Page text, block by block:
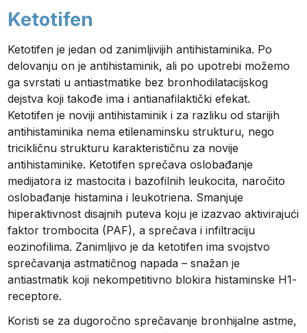
Ketotifen
Ketotifen je jedan od zanimljivijih antihistaminika. Po
delovanju on je antihistaminik, ali po upotrebi možemo
ga svrstati u antiastmatike bez bronhodilatacijskog
dejstva koji takođe ima i antianafilaktički efekat.
Ketotifen je noviji antihistaminik i za razliku od starijih
antihistaminika nema etilenaminsku strukturu, nego
tricikličnu strukturu karakterističnu za novije
antihistaminike. Ketotifen sprečava oslobađanje
medijatora iz mastocita i bazofilnih leukocita, naročito
oslobađanje histamina i leukotriena. Smanjuje
hiperaktivnost disajnih puteva koju je izazvao aktivirajući
faktor trombocita (PAF), a sprečava i infiltraciju
eozinofilima. Zanimljivo je da ketotifen ima svojstvo
sprečavanja astmatičnog napada – snažan je
antiastmatik koji nekompetitivno blokira histaminske H1-
receptore.
Koristi se za dugoročno sprečavanje bronhijalne astme,